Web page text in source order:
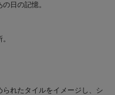
日の記憶。
れたタイルをイメージし、シ